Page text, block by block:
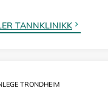
TANNKLINIKK
TRONDHEIM